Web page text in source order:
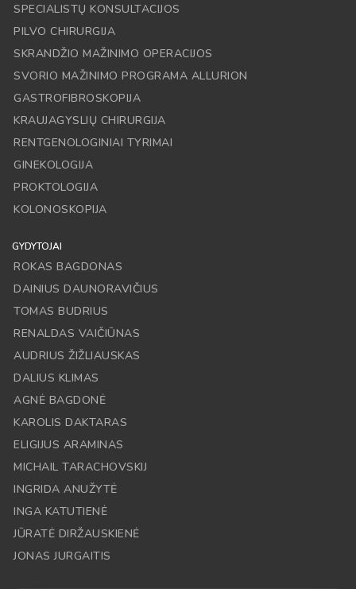
SPECIALISTŲ KONSULTACIJOS
PILVO CHIRURGIJA
SKRANDŽIO MAŽINIMO OPERACIJOS
SVORIO MAŽINIMO PROGRAMA ALLURION
GASTROFIBROSKOPIJA
KRAUJAGYSLIŲ CHIRURGIJA
RENTGENOLOGINIAI TYRIMAI
GINEKOLOGIJA
PROKTOLOGIJA
KOLONOSKOPIJA
GYDYTOJAI
ROKAS BAGDONAS
DAINIUS DAUNORAVIČIUS
TOMAS BUDRIUS
RENALDAS VAIČIŪNAS
AUDRIUS ŽIŽLIAUSKAS
DALIUS KLIMAS
AGNĖ BAGDONĖ
KAROLIS DAKTARAS
ELIGIJUS ARAMINAS
MICHAIL TARACHOVSKIJ
INGRIDA ANUŽYTĖ
INGA KATUTIENĖ
JŪRATĖ DIRŽAUSKIENĖ
JONAS JURGAITIS